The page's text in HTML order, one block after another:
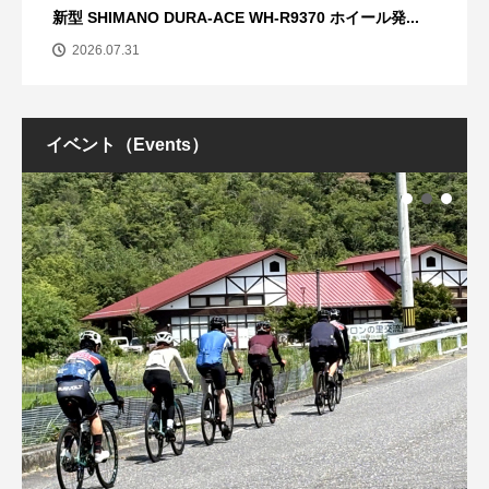
新型 SHIMANO DURA-ACE WH-R9370 ホイール発...
2026.07.31
イベント（Events）